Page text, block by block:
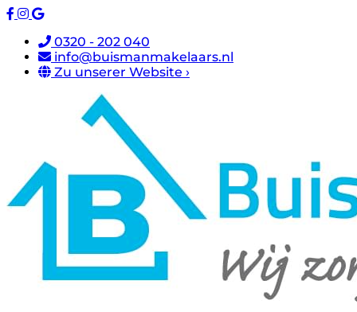
0320 - 202 040
info@buismanmakelaars.nl
Zu unserer Website ›